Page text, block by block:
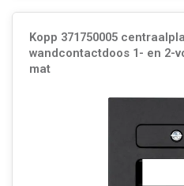
Kopp 371750005
wandcontactdoos 1- en 2-
mat